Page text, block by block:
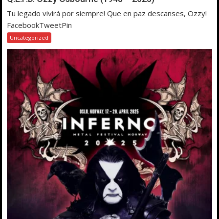
Tu legado vivirá por siempre! Que en paz descanses, Ozzy!
FacebookTweetPin
Uncategorized